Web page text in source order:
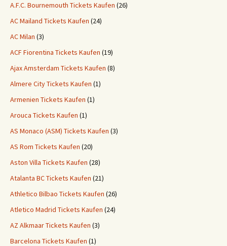
A.F.C. Bournemouth Tickets Kaufen (26)
AC Mailand Tickets Kaufen (24)
AC Milan (3)
ACF Fiorentina Tickets Kaufen (19)
Ajax Amsterdam Tickets Kaufen (8)
Almere City Tickets Kaufen (1)
Armenien Tickets Kaufen (1)
Arouca Tickets Kaufen (1)
AS Monaco (ASM) Tickets Kaufen (3)
AS Rom Tickets Kaufen (20)
Aston Villa Tickets Kaufen (28)
Atalanta BC Tickets Kaufen (21)
Athletico Bilbao Tickets Kaufen (26)
Atletico Madrid Tickets Kaufen (24)
AZ Alkmaar Tickets Kaufen (3)
Barcelona Tickets Kaufen (1)